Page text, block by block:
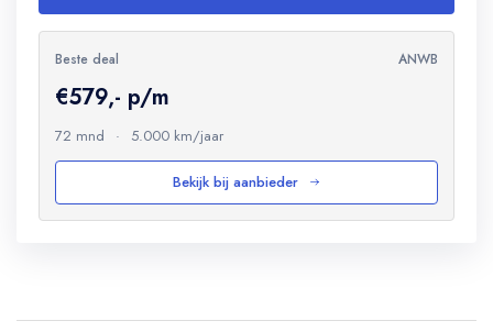
Beste deal ANWB
€579,- p/m
72 mnd · 5.000 km/jaar
Bekijk bij aanbieder